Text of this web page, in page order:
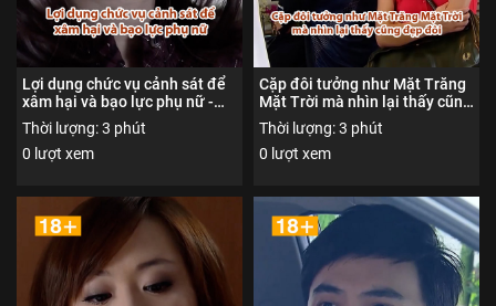
Lợi dụng chức vụ cảnh sát để
xâm hại và bạo lực phụ nữ -
Đội trọng án 1 - Nội dung được
phổ biến đến người xem từ đủ
18 tuổi trở lên
Thời lượng: 3 phút
0 lượt xem
Cặp đôi tưởng như Mặt Trăng
Mặt Trời mà nhìn lại thấy cũng
đẹp đôi - Đội trọng án 1 - Nội
dung được phổ biến đến người
xem từ đủ 18 tuổi trở lên
Thời lượng: 3 phút
0 lượt xem